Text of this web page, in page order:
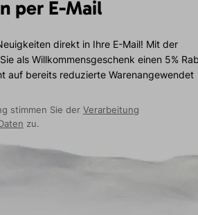
per E-Mail
direkt in Ihre E-Mail! Mit der
als Willkommensgeschenk einen 5%
auf bereits reduzierte Warenangewendet
stimmen Sie der Verarbeitung
zu.